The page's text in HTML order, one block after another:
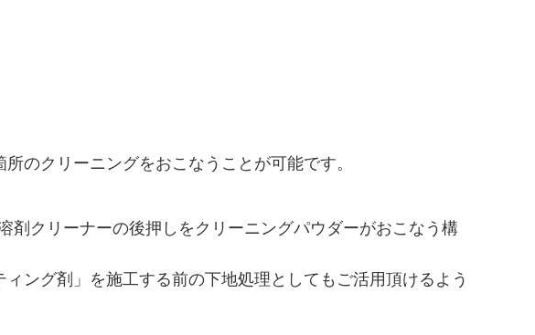
のクリーニングをおこなうことが可能です。
剤クリーナーの後押しをクリーニングパウダーがおこなう構
ング剤」を施工する前の下地処理としてもご活用頂けるよう